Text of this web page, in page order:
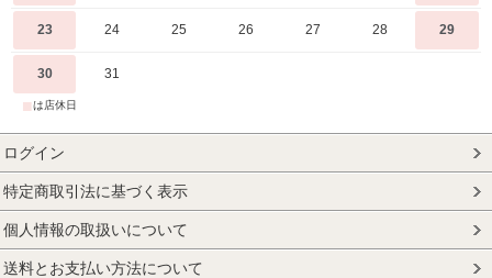
23 24 25 26 27 28 29
30 31
■は店休日
ログイン
特定商取引法に基づく表示
個人情報の取扱いについて
送料とお支払い方法について